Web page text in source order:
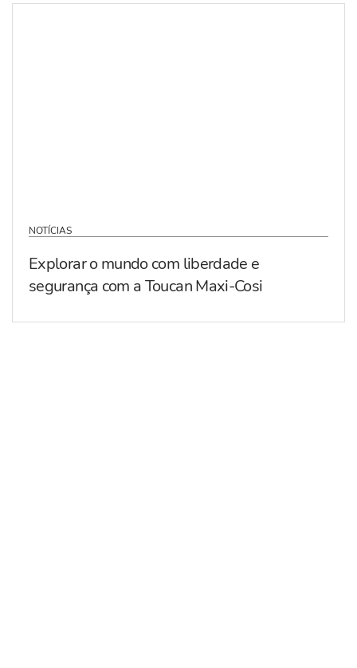
NOTÍCIAS
Explorar o mundo com liberdade e
segurança com a Toucan Maxi-Cosi